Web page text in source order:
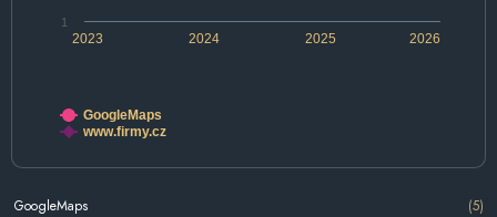
2024 2026
2023 2025
1
GoogleMaps
www.firmy.cz
GoogleMaps
(5)